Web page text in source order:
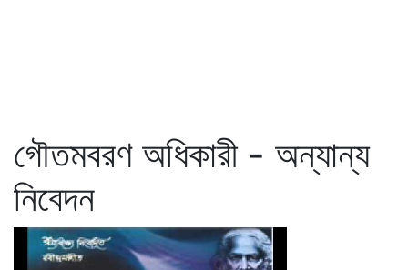
গৌতমবরণ অধিকারী - অন্যান্য
নিবেদন